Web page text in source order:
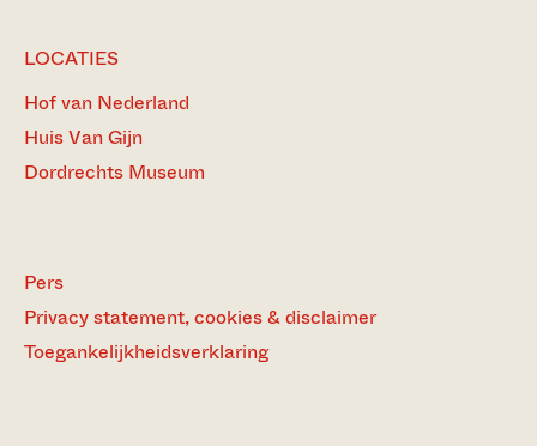
LOCATIES
Hof van Nederland
Huis Van Gijn
Dordrechts Museum
Pers
Privacy statement, cookies & disclaimer
Toegankelijkheidsverklaring